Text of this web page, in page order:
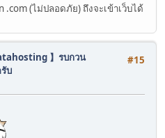
(ไม่ปลอดภัย) ถึงจะเข้าเว็บได้
#15
】รบกวน
บ